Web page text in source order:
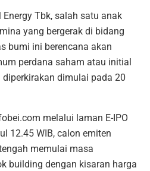
Tbk, salah satu anak
yang bergerak di bidang
bumi ini berencana akan
perdana saham atau initial
dimulai pada 20
melalui laman E-IPO
12.45 WIB, calon emiten
memulai masa
building dengan kisaran harga